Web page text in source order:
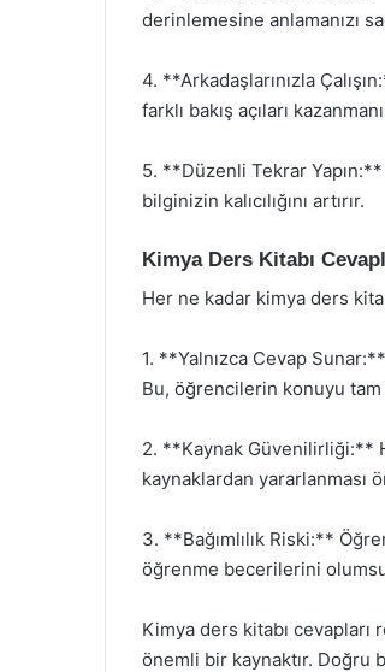
derinlemesine anlamanızı
4. **Arkadaşlarınızla
farklı bakış açıları
5. **Düzenli Tekrar
bilginizin kalıcılığını artırır.
Kimya Ders Kitabı
Her ne kadar kimya ders
1. **Yalnızca Cevap
Bu, öğrencilerin konuyu tam
2. **Kaynak Güvenilirliği:**
kaynaklardan yararlanması
3. **Bağımlılık Riski:**
öğrenme becerilerini
Kimya ders kitabı cevapları
önemli bir kaynaktır. Doğru